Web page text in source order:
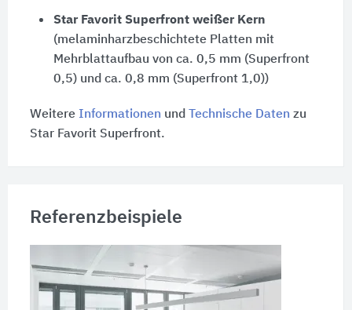
Star Favorit Superfront weißer Kern
(melaminharzbeschichtete Platten mit
Mehrblattaufbau von ca. 0,5 mm (Superfront
0,5) und ca. 0,8 mm (Superfront 1,0))
Weitere Informationen und Technische Daten zu
Star Favorit Superfront.
Referenzbeispiele